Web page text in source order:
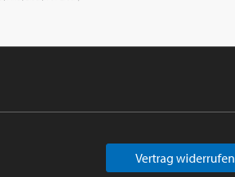
Vertrag widerrufen